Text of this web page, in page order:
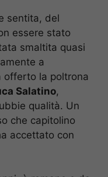
sentita, del
essere stato
smaltita quasi
a
offerto la poltrona
Salatino,
qualità. Un
che capitolino
accettato con